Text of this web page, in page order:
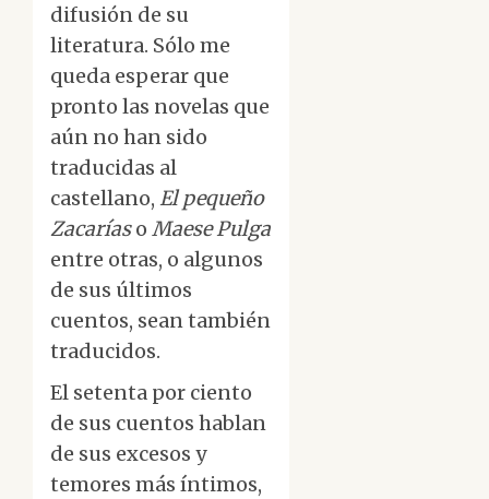
difusión de su
literatura. Sólo me
queda esperar que
pronto las novelas que
aún no han sido
traducidas al
castellano, El pequeño
Zacaríaso Maese Pulga
entre otras, o algunos
de sus últimos
cuentos, sean también
traducidos.
El setenta por ciento
de sus cuentos hablan
de sus excesos y
temores más íntimos,